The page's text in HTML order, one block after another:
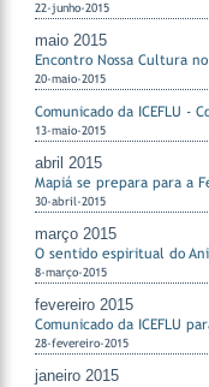
22-junho-2015
maio 2015
Encontro Nossa Cultura
20-maio-2015
Comunicado da ICEFLU -
13-maio-2015
abril 2015
Mapiá se prepara para a
30-abril-2015
março 2015
O sentido espiritual do
8-março-2015
fevereiro 2015
Comunicado da ICEFLU
28-fevereiro-2015
janeiro 2015